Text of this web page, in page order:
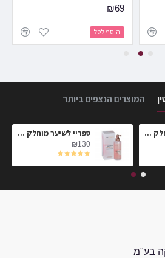
₪69
הוסף לסל
המוצרים הנצפים ביותר
מסכה לשיער מוחלק הי-לורן פרימיום 2 № ספריי לשיער מוחלק Dream Hair
₪130
בע"מ